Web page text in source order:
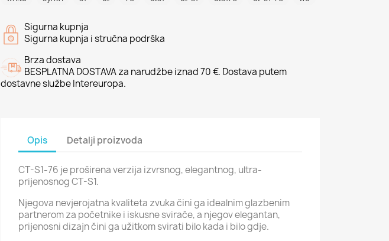
Sigurna kupnja
Sigurna kupnja i stručna podrška
Brza dostava
BESPLATNA DOSTAVA za narudžbe iznad 70 €. Dostava putem
dostavne službe Intereuropa.
Opis Detalji proizvoda
CT-S1-76 je proširena verzija izvrsnog, elegantnog, ultra-
prijenosnog CT-S1.
Njegova nevjerojatna kvaliteta zvuka čini ga idealnim glazbenim
partnerom za početnike i iskusne svirače, a njegov elegantan,
prijenosni dizajn čini ga užitkom svirati bilo kada i bilo gdje.